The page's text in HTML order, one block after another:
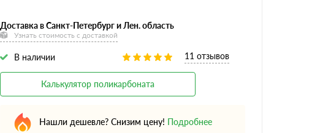
Доставка в Санкт-Петербург и Лен. область
Узнать стоимость с доставкой
В наличии 11 отзывов
Калькулятор поликарбоната
Нашли дешевле? Снизим цену! Подробнее